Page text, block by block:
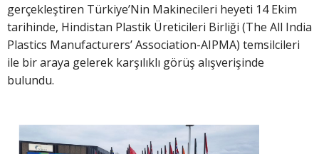
gerçekleştiren Türkiye’Nin Makinecileri heyeti 14 Ekim
tarihinde, Hindistan Plastik Üreticileri Birliği (The All India
Plastics Manufacturers’ Association-AIPMA) temsilcileri
ile bir araya gelerek karşılıklı görüş alışverişinde
bulundu.